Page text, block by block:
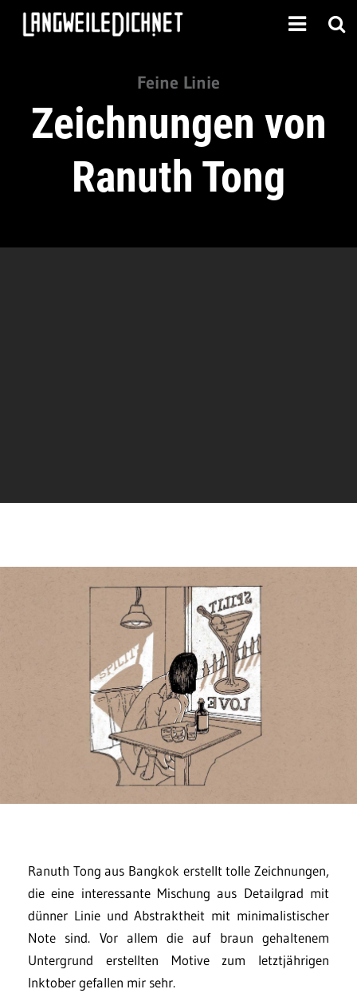
Feine Linie
Zeichnungen von
Ranuth Tong
Ranuth Tong aus Bangkok erstellt tolle Zeichnungen,
die eine interessante Mischung aus Detailgrad mit
dünner Linie und Abstraktheit mit minimalistischer
Note sind. Vor allem die auf braun gehaltenem
Untergrund erstellten Motive zum letztjährigen
Inktober gefallen mir sehr.